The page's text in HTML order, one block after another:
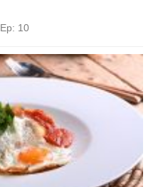
Ep: 10